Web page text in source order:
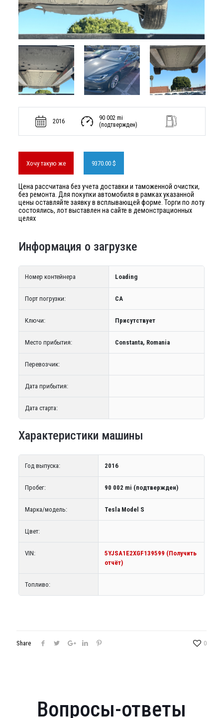
2016
90 002 mi
(подтвержден)
Хочу такую же 9370.00 $
Цена рассчитана без учета доставки и таможенной очистки,
без ремонта. Для покупки автомобиля в рамках указанной
цены оставляйте заявку в всплывающей форме. Торги по лоту
состоялись, лот выставлен на сайте в демонстрационных
целях
Информация о загрузке
Номер контейнера Loading
Порт погрузки: CA
Ключи: Присутствует
Место прибытия: Constanta, Romania
Перевозчик:
Дата прибытия:
Дата старта:
Характеристики машины
Год выпуска: 2016
Пробег: 90 002 mi (подтвержден)
Марка/модель: Tesla Model S
Цвет:
VIN:
5YJSA1E2XGF139599 (Получить
отчёт)
Топливо:
Share 0
Вопросы-ответы